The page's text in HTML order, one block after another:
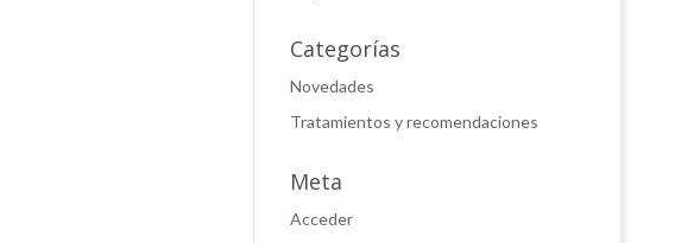
Categorías
Novedades
Tratamientos y recomendaciones
Meta
Acceder